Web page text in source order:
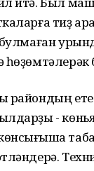
тиҙ
булмаған
райондың
-